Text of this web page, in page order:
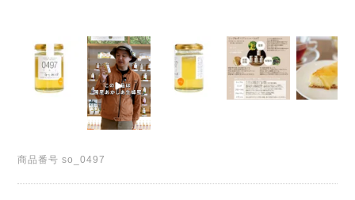
商品番号 so_0497